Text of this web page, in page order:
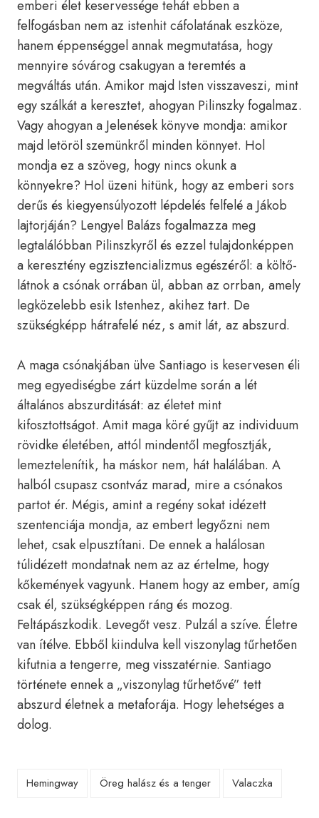
emberi élet keservessége tehát ebben a
felfogásban nem az istenhit cáfolatának eszköze,
hanem éppenséggel annak megmutatása, hogy
mennyire sóvárog csakugyan a teremtés a
megváltás után. Amikor majd Isten visszaveszi, mint
egy szálkát a keresztet, ahogyan Pilinszky fogalmaz.
Vagy ahogyan a Jelenések könyve mondja: amikor
majd letöröl szemünkről minden könnyet. Hol
mondja ez a szöveg, hogy nincs okunk a
könnyekre? Hol üzeni hitünk, hogy az emberi sors
derűs és kiegyensúlyozott lépdelés felfelé a Jákob
lajtorjáján? Lengyel Balázs fogalmazza meg
legtalálóbban Pilinszkyről és ezzel tulajdonképpen
a keresztény egzisztencializmus egészéről: a költő-
látnok a csónak orrában ül, abban az orrban, amely
legközelebb esik Istenhez, akihez tart. De
szükségképp hátrafelé néz, s amit lát, az abszurd.
A maga csónakjában ülve Santiago is keservesen éli
meg egyediségbe zárt küzdelme során a lét
általános abszurditását: az életet mint
kifosztottságot. Amit maga köré gyűjt az individuum
rövidke életében, attól mindentől megfosztják,
lemeztelenítik, ha máskor nem, hát halálában. A
halból csupasz csontváz marad, mire a csónakos
partot ér. Mégis, amint a regény sokat idézett
szentenciája mondja, az embert legyőzni nem
lehet, csak elpusztítani. De ennek a halálosan
túlidézett mondatnak nem az az értelme, hogy
kőkemények vagyunk. Hanem hogy az ember, amíg
csak él, szükségképpen ráng és mozog.
Feltápászkodik. Levegőt vesz. Pulzál a szíve. Életre
van ítélve. Ebből kiindulva kell viszonylag tűrhetően
kifutnia a tengerre, meg visszatérnie. Santiago
története ennek a „viszonylag tűrhetővé” tett
abszurd életnek a metaforája. Hogy lehetséges a
dolog.
Hemingway Öreg halász és a tenger Valaczka